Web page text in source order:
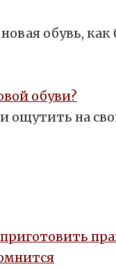
обувь,
обуви?
ощутить на